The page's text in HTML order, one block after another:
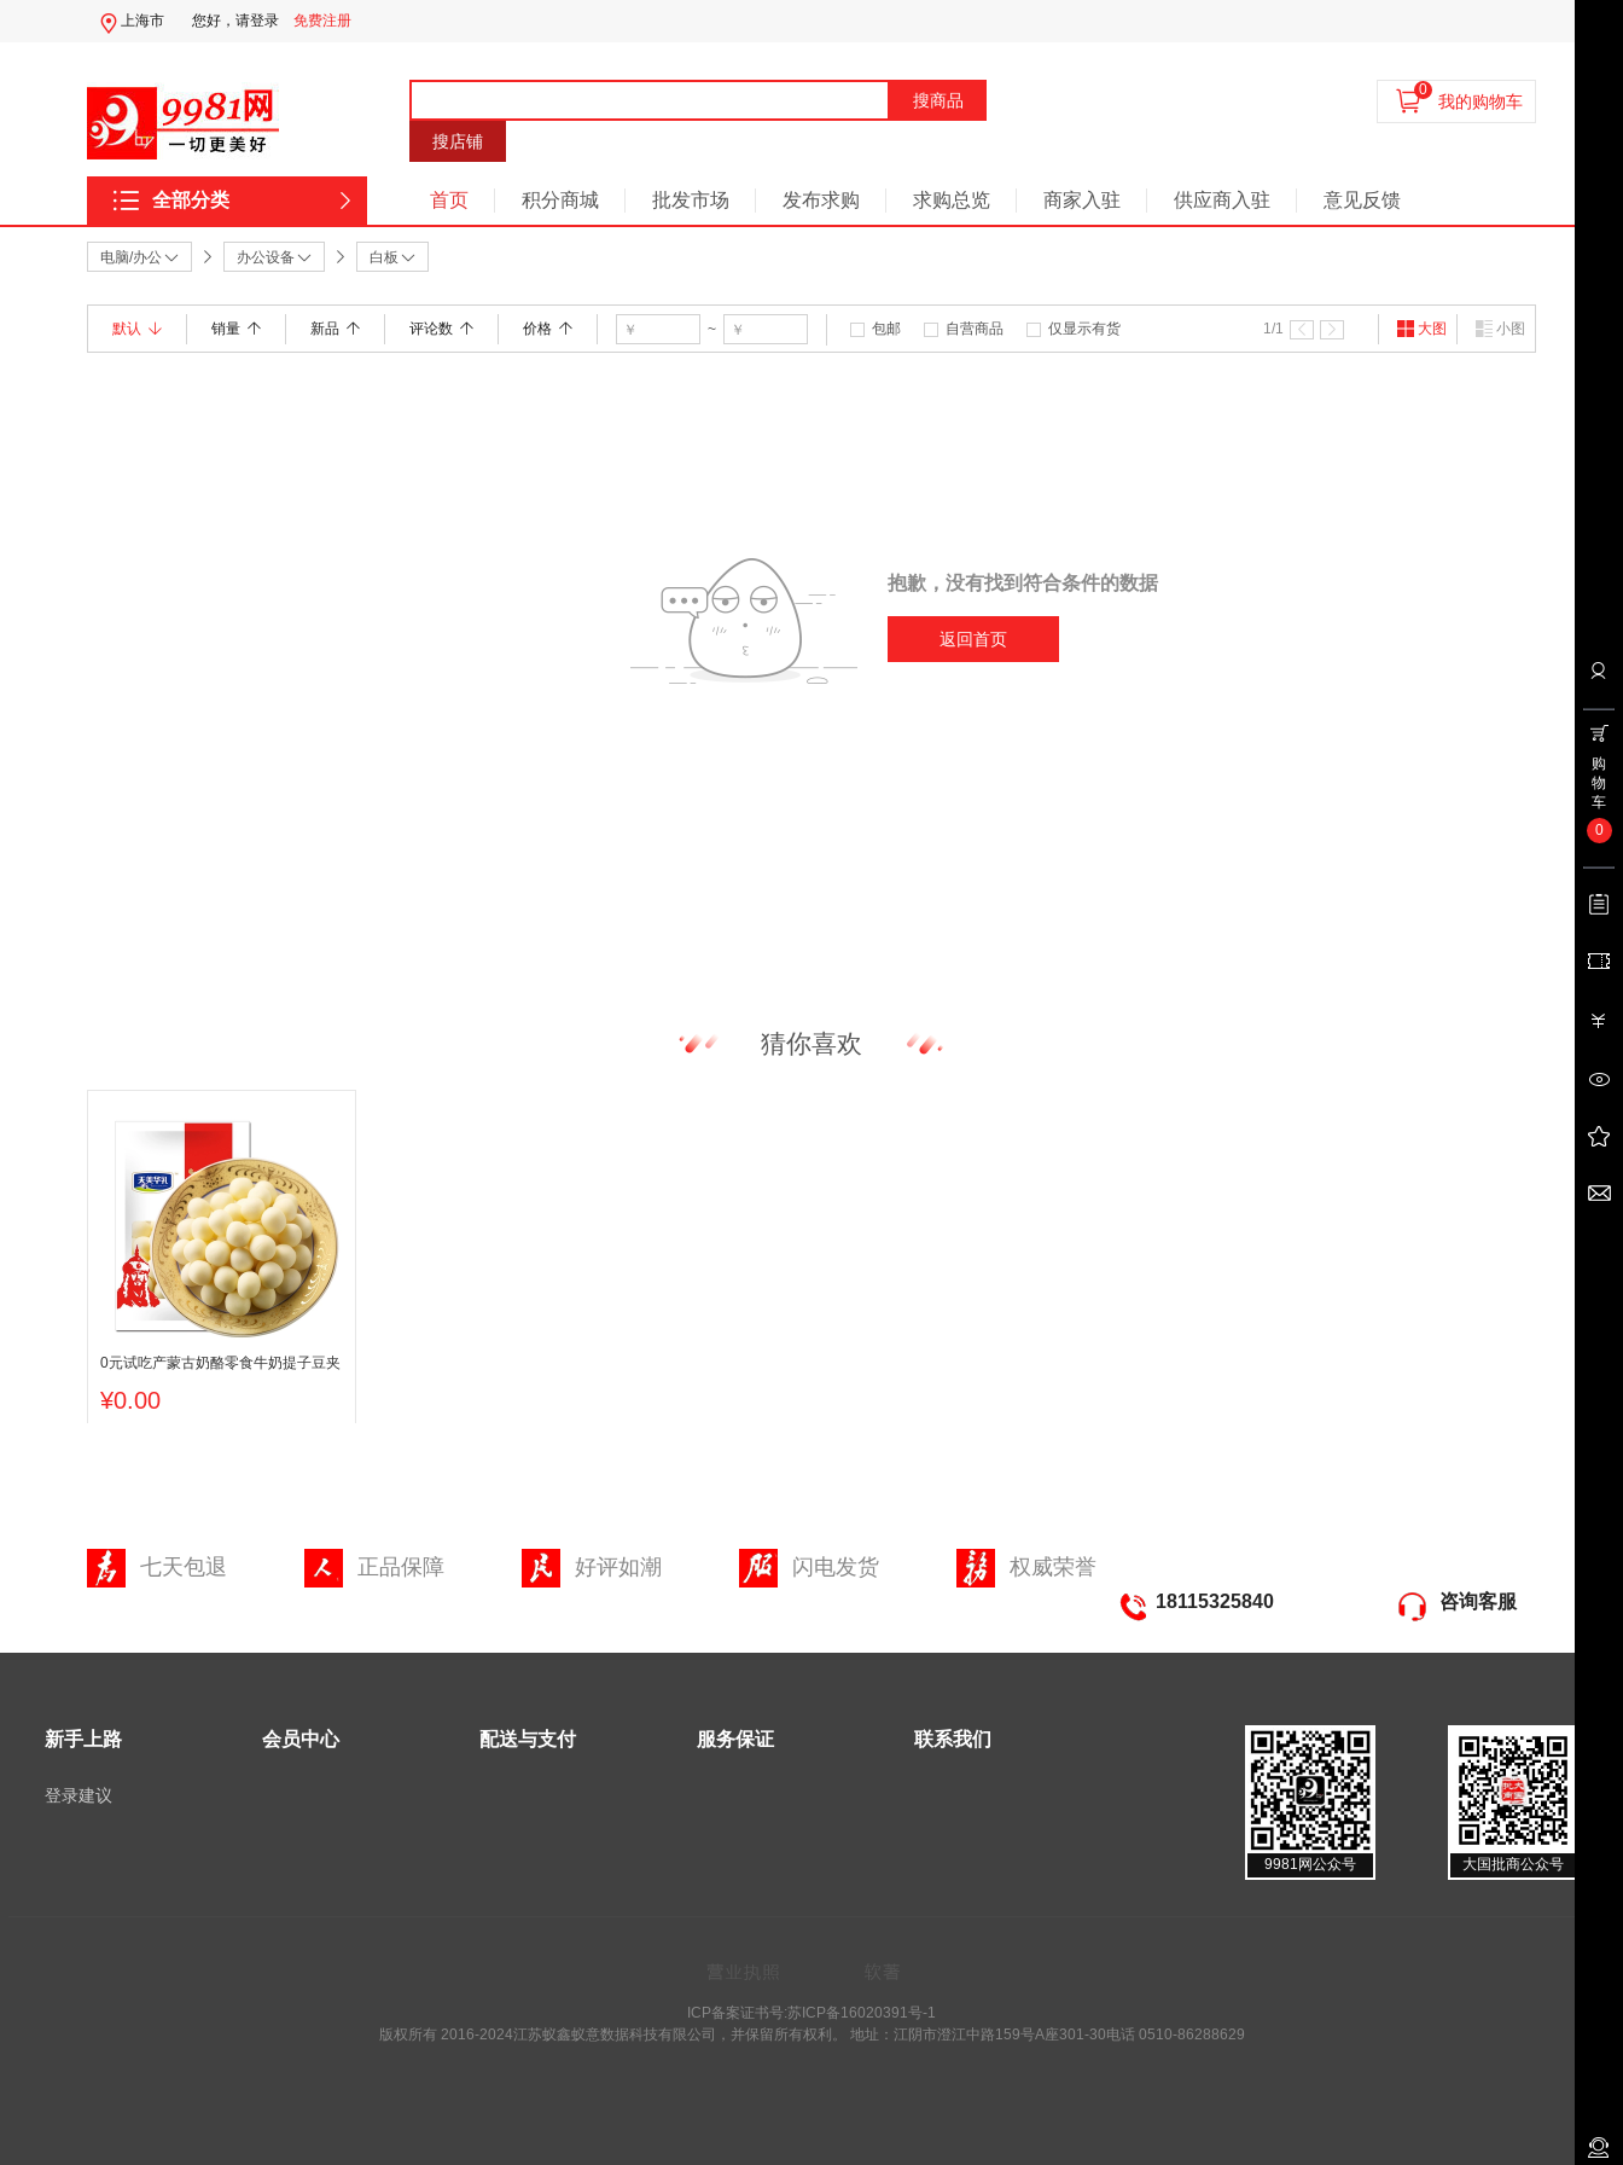
上海市 您好， 请登录 免费注册
搜商品
搜店铺
我的购物车
0
全部分类 首页 积分商城 批发市场 发布求购 求购总览 商家入驻 供应商入驻 意见反馈
电脑/办公 办公设备 白板
默认 销量 新品 评论数 价格 ~ 包邮 自营商品 仅显示有货 1/1 大图 小图
抱歉，没有找到符合条件的数据
返回首页
猜你喜欢
0元试吃产蒙古奶酪零食牛奶提子豆夹
¥0.00
购
物
车
0
七天包退 正品保障 好评如潮 闪电发货 权威荣誉
18115325840 咨询客服
新手上路
登录建议
会员中心 配送与支付 服务保证 联系我们
9981网公众号 大国批商公众号
ICP备案证书号:苏ICP备16020391号-1
版权所有 2016-2024江苏蚁鑫蚁意数据科技有限公司，并保留所有权利。 地址：江阴市澄江中路159号A座301-30电话 0510-86288629